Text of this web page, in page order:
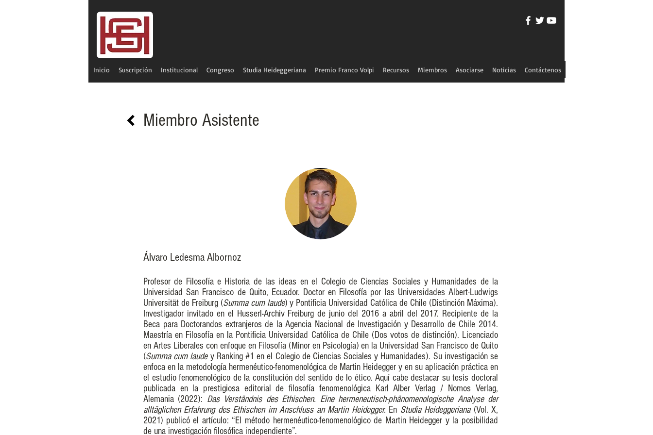
Inicio Suscripción Institucional Congreso Studia Heideggeriana Premio Franco Volpi Recursos Miembros Asociarse Noticias Contáctenos
Miembro Asistente
Álvaro Ledesma Albornoz
Profesor de Filosofía e Historia de las ideas en el Colegio de Ciencias Sociales y Humanidades de la
Universidad San Francisco de Quito, Ecuador. Doctor en Filosofía por las Universidades Albert-Ludwigs
Universität de Freiburg (Summa cum laude) y Pontificia Universidad Católica de Chile (Distinción Máxima).
Investigador invitado en el Husserl-Archiv Freiburg de junio del 2016 a abril del 2017. Recipiente de la
Beca para Doctorandos extranjeros de la Agencia Nacional de Investigación y Desarrollo de Chile 2014.
Maestría en Filosofía en la Pontificia Universidad Católica de Chile (Dos votos de distinción). Licenciado
en Artes Liberales con enfoque en Filosofía (Minor en Psicología) en la Universidad San Francisco de Quito
(Summa cum laudey Ranking #1 en el Colegio de Ciencias Sociales y Humanidades). Su investigación se
enfoca en la metodología hermenéutico-fenomenológica de Martin Heidegger y en su aplicación práctica en
el estudio fenomenológico de la constitución del sentido de lo ético. Aquí cabe destacar su tesis doctoral
publicada en la prestigiosa editorial de filosofía fenomenológica Karl Alber Verlag / Nomos Verlag,
Alemania (2022): Das Verständnis des Ethischen. Eine hermeneutisch-phänomenologische Analyse der
alltäglichen Erfahrung des Ethischen im Anschluss an Martin Heidegger.En Studia Heideggeriana(Vol. X,
2021) publicó el artículo: “El método hermenéutico-fenomenológico de Martin Heidegger y la posibilidad
de una investigación filosófica independiente”.